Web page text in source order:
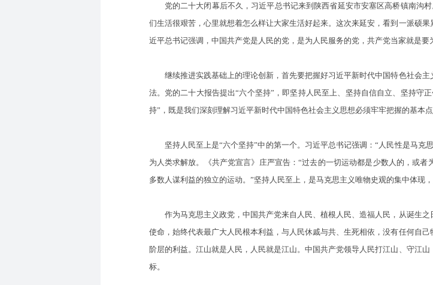
党的二十大闭幕后不久，习近平总书记来到陕西省延安市安塞区高桥镇南沟
们生活很艰苦，心里就想着怎么样让大家生活好起来。这次来延安，看到一派硕
近平总书记强调，中国共产党是人民的党，是为人民服务的党，共产党当家就是要
继续推进实践基础上的理论创新，首先要把握好习近平新时代中国特色社会主
法。党的二十大报告提出“六个坚持”，即坚持人民至上、坚持自信自立、坚持守
持”，既是我们深刻理解习近平新时代中国特色社会主义思想必须牢牢把握的基本
坚持人民至上是“六个坚持”中的第一个。习近平总书记强调：“人民性是马克
为人类求解放。《共产党宣言》庄严宣告：“过去的一切运动都是少数人的，或
多数人谋利益的独立的运动。”坚持人民至上，是马克思主义唯物史观的集中体现
作为马克思主义政党，中国共产党来自人民、植根人民、造福人民，从诞生之
使命，始终代表最广大人民根本利益，与人民休戚与共、生死相依，没有任何自
阶层的利益。江山就是人民，人民就是江山。中国共产党领导人民打江山、守江
标。